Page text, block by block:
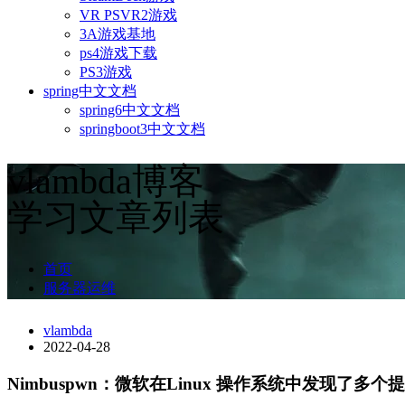
VR PSVR2游戏
3A游戏基地
ps4游戏下载
PS3游戏
spring中文文档
spring6中文文档
springboot3中文文档
vlambda博客
学习文章列表
首页
服务器运维
vlambda
2022-04-28
Nimbuspwn：微软在Linux 操作系统中发现了多个